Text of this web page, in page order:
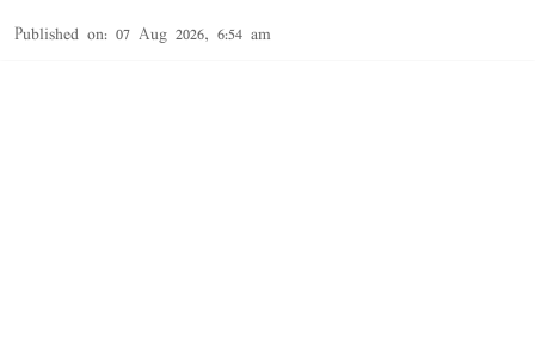
Published on: 07 Aug 2026, 6:54 am